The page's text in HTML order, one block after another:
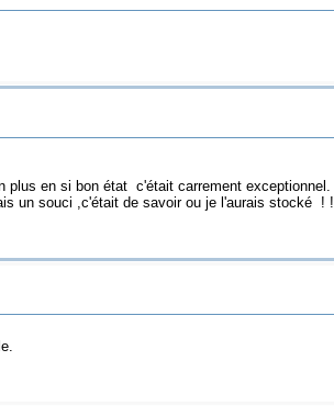
plus en si bon état c'était carrement exceptionnel.
un souci ,c'était de savoir ou je l'aurais stocké ! !